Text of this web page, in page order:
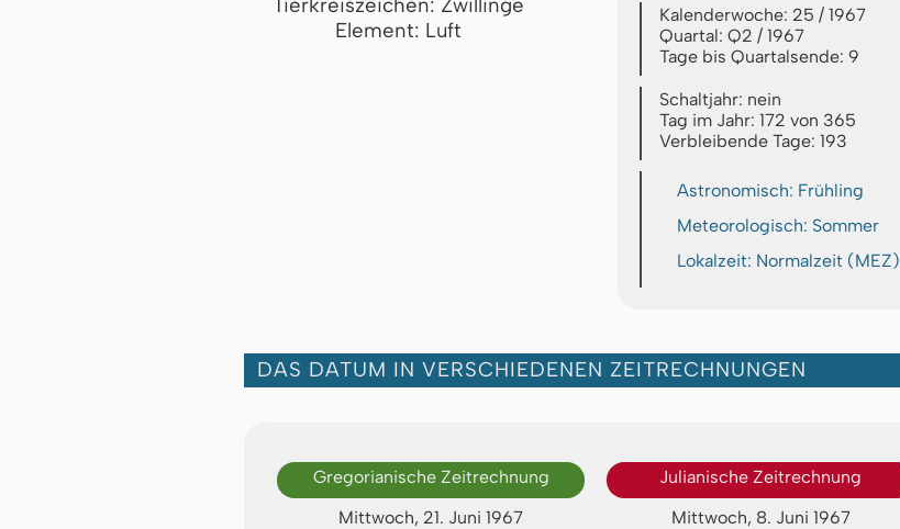
Element: Luft
Kalenderwoche: 25 / 1967
Quartal: Q2 / 1967
Tage bis Quartalsende: 9
Schaltjahr: nein
Tag im Jahr: 172 von 365
Verbleibende Tage: 193
Astronomisch: Frühling
Meteorologisch: Sommer
Lokalzeit: Normalzeit (MEZ)
DAS DATUM IN VERSCHIEDENEN ZEITRECHNUNGEN
Gregorianische Zeitrechnung
Mittwoch, 21. Juni 1967
Julianische Zeitrechnung
Mittwoch, 8. Juni 1967